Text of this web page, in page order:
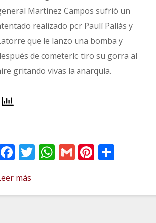
Martínez Campos sufrió un
realizado por Paulí Pallàs y
que le lanzo una bomba y
de cometerlo tiro su gorra al
gritando vivas la anarquía.
Facebook
Twitter
WhatsApp
GmailPinterest
más